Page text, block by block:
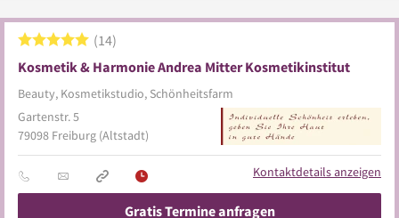
Kosmetik & Harmonie Andrea Mitter Kosmetikinstitut
Beauty, Kosmetikstudio, Schönheitsfarm
14
Gartenstr. 5
79098 Freiburg (Altstadt)
Kontaktdetails anzeigen
Gratis Termine anfragen